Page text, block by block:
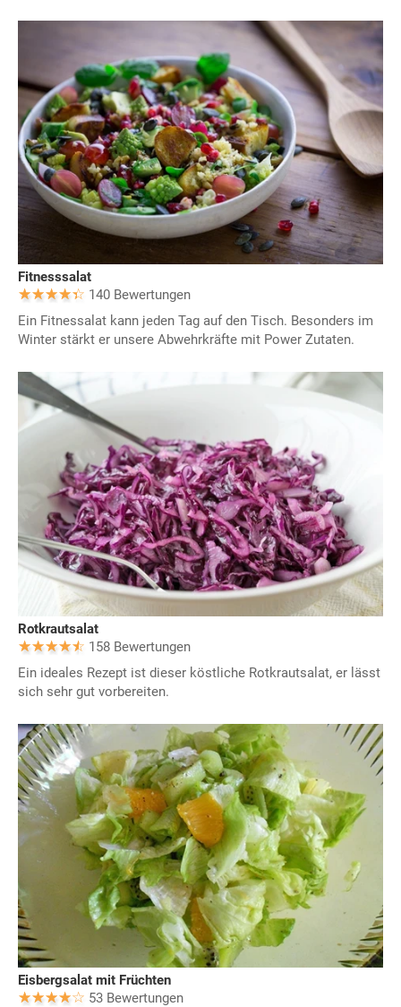
Fitnesssalat
140 Bewertungen
Ein Fitnessalat kann jeden Tag auf den Tisch. Besonders im
Winter stärkt er unsere Abwehrkräfte mit Power Zutaten.
Rotkrautsalat
158 Bewertungen
Ein ideales Rezept ist dieser köstliche Rotkrautsalat, er lässt
sich sehr gut vorbereiten.
Eisbergsalat mit Früchten
53 Bewertungen